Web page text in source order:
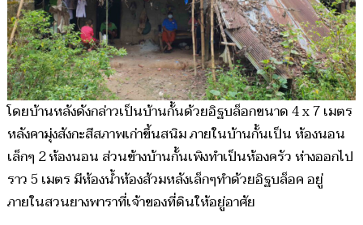
โดยบ้านหลังดังกล่าวเป็นบ้านกั้นด้วยอิฐบล็อกขนาด 4 x 7 เมตร
หลังคามุ่งสังกะสีสภาพเก่าขึ้นสนิม ภายในบ้านกั้นเป็น ห้องนอน
เล็กๆ 2 ห้องนอน ส่วนข้างบ้านกั้นเพิงทำเป็นห้องครัว ห่างออกไป
ราว 5 เมตร มีห้องน้ำห้องส้วมหลังเล็กๆทำด้วยอิฐบล็อค อยู่
ภายในสวนยางพาราที่เจ้าของที่ดินให้อยู่อาศัย